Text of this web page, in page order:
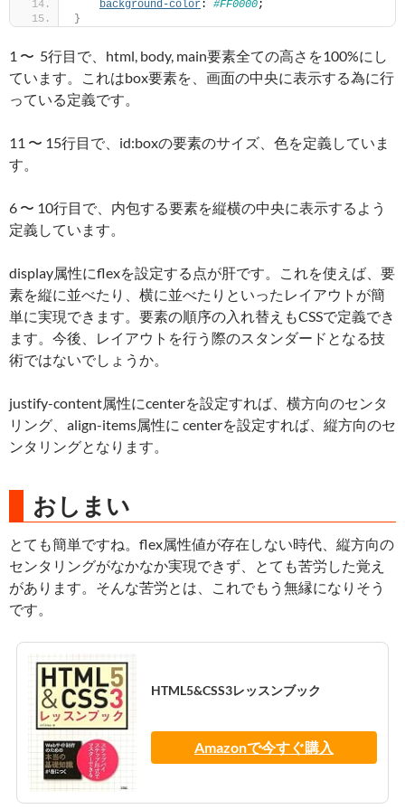
background-color: #FF0000;
}
1 〜 5行目で、html, body, main要素全ての高さを100%にし
ています。これはbox要素を、画面の中央に表示する為に行
っている定義です。
11 〜 15行目で、id:boxの要素のサイズ、色を定義していま
す。
6 〜 10行目で、内包する要素を縦横の中央に表示するよう
定義しています。
display属性にflexを設定する点が肝です。これを使えば、要
素を縦に並べたり、横に並べたりといったレイアウトが簡
単に実現できます。要素の順序の入れ替えもCSSで定義でき
ます。今後、レイアウトを行う際のスタンダードとなる技
術ではないでしょうか。
justify-content属性にcenterを設定すれば、横方向のセンタ
リング、align-items属性に centerを設定すれば、縦方向のセ
ンタリングとなります。
おしまい
とても簡単ですね。flex属性値が存在しない時代、縦方向の
センタリングがなかなか実現できず、とても苦労した覚え
があります。そんな苦労とは、これでもう無縁になりそう
です。
HTML5&CSS3レッスンブック
Amazonで今すぐ購入